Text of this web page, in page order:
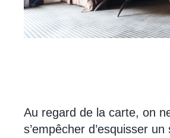
Au regard de la carte, on
s’empêcher d’esquisser